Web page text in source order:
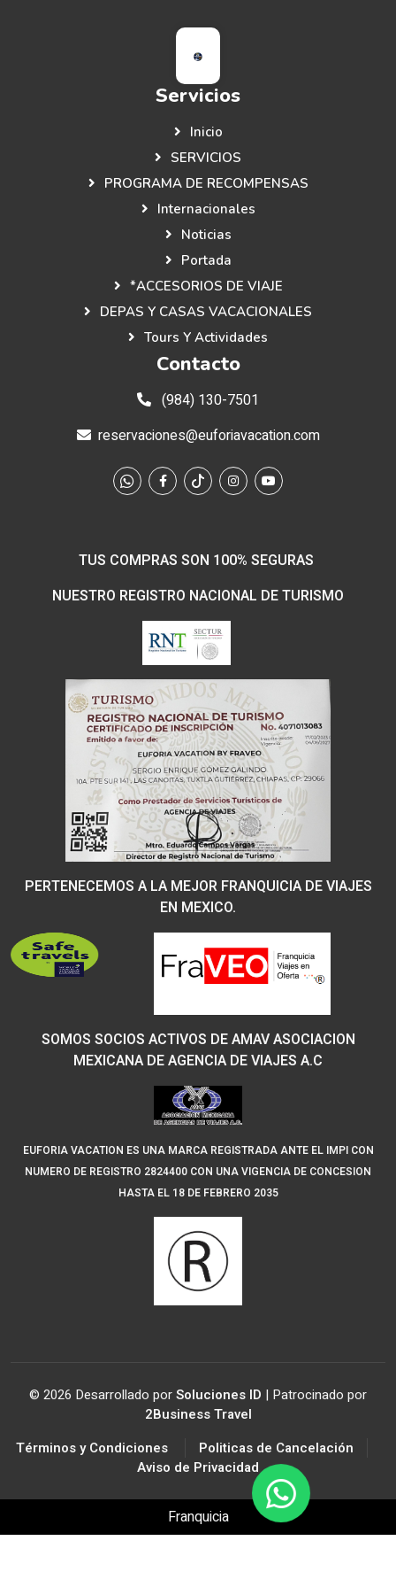
Servicios
Inicio
SERVICIOS
PROGRAMA DE RECOMPENSAS
Internacionales
Noticias
Portada
*ACCESORIOS DE VIAJE
DEPAS Y CASAS VACACIONALES
Tours Y Actividades
Contacto
(984) 130-7501
reservaciones@euforiavacation.com
TUS COMPRAS SON 100% SEGURAS
NUESTRO REGISTRO NACIONAL DE TURISMO
PERTENECEMOS A LA MEJOR FRANQUICIA DE VIAJES
EN MEXICO.
SOMOS SOCIOS ACTIVOS DE AMAV ASOCIACION
MEXICANA DE AGENCIA DE VIAJES A.C
EUFORIA VACATION ES UNA MARCA REGISTRADA ANTE EL IMPI CON
NUMERO DE REGISTRO 2824400 CON UNA VIGENCIA DE CONCESION
HASTA EL 18 DE FEBRERO 2035
© 2026 Desarrollado porSoluciones ID | Patrocinado por
2Business Travel
Términos y Condiciones
Politicas de Cancelación
Aviso de Privacidad
Franquicia